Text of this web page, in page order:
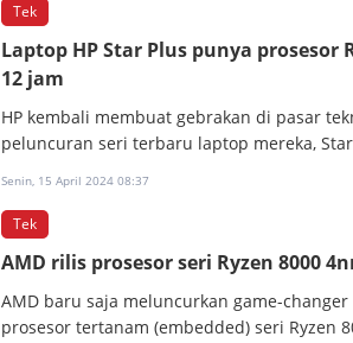
Tek
Laptop HP Star Plus punya prosesor
12 jam
HP kembali membuat gebrakan di pasar
peluncuran seri terbaru laptop mereka, Star
Senin, 15 April 2024 08:37
Tek
AMD rilis prosesor seri Ryzen 8000
AMD baru saja meluncurkan game-
prosesor tertanam (embedded) seri Ryzen